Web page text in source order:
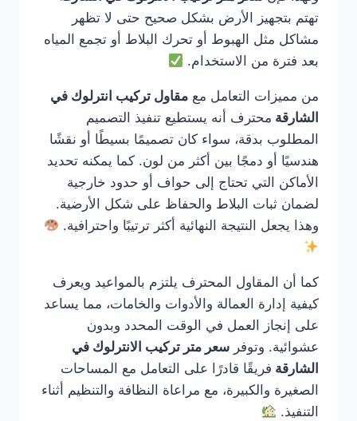
تهتم بتجهيز الأرض بشكل صحيح حتى لا تظهر
مشاكل مثل الهبوط أو تحرك البلاط أو تجمع المياه
بعد فترة من الاستخدام.
من مميزات التعامل مع مقاول تركيب انترلوك في
الشارقة محترف أنه يستطيع تنفيذ التصميم
المطلوب بدقة، سواء كان تصميمًا بسيطًا أو نقشًا
هندسيًا أو دمجًا بين أكثر من لون. كما يمكنه تحديد
الأماكن التي تحتاج إلى حواف أو حدود خارجية
لضمان ثبات البلاط والحفاظ على شكل الأرضية.
وهذا يجعل النتيجة النهائية أكثر ترتيبًا واحترافية.
كما أن المقاول المحترف يلتزم بالمواعيد ويعرف
كيفية إدارة العمالة والأدوات والخامات، مما يساعد
على إنجاز العمل في الوقت المحدد وبدون
عشوائية. وتوفر سعر متر تركيب الانترلوك في
الشارقة فريقًا قادرًا على التعامل مع المساحات
الصغيرة والكبيرة، مع مراعاة النظافة والتنظيم أثناء
التنفيذ.